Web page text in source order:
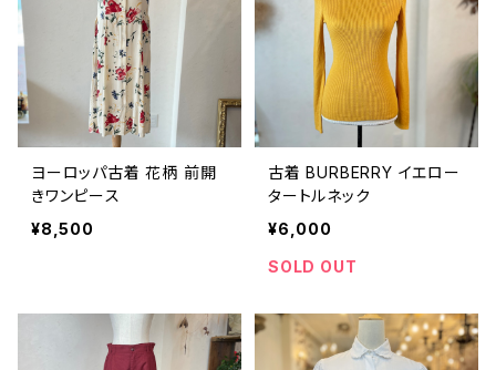
ヨーロッパ古着 花柄 前開
きワンピース
¥8,500
古着 BURBERRY イエロー
タートルネック
¥6,000
SOLD OUT